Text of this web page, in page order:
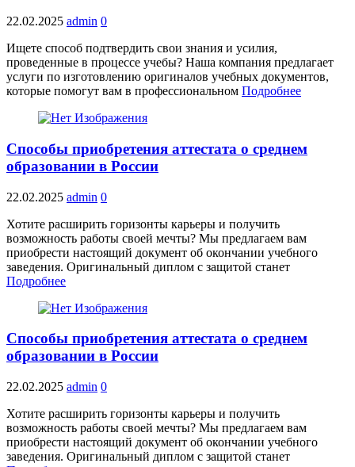
22.02.2025 admin 0
Ищете способ подтвердить свои знания и усилия,
проведенные в процессе учебы? Наша компания предлагает
услуги по изготовлению оригиналов учебных документов,
которые помогут вам в профессиональном Подробнее
Способы приобретения аттестата о среднем
образовании в России
22.02.2025 admin 0
Хотите расширить горизонты карьеры и получить
возможность работы своей мечты? Мы предлагаем вам
приобрести настоящий документ об окончании учебного
заведения. Оригинальный диплом с защитой станет
Подробнее
Способы приобретения аттестата о среднем
образовании в России
22.02.2025 admin 0
Хотите расширить горизонты карьеры и получить
возможность работы своей мечты? Мы предлагаем вам
приобрести настоящий документ об окончании учебного
заведения. Оригинальный диплом с защитой станет